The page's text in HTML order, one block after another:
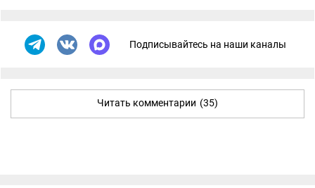
Подписывайтесь на наши каналы
Читать комментарии (35)